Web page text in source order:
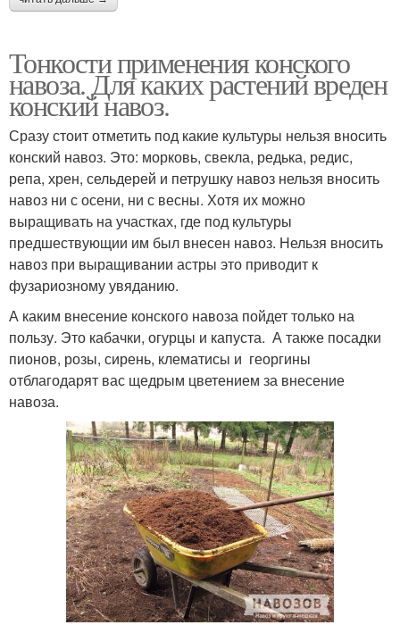
Тонкости применения конского
навоза. Для каких растений вреден
конский навоз.
Сразу стоит отметить под какие культуры нельзя вносить
конский навоз. Это: морковь, свекла, редька, редис,
репа, хрен, сельдерей и петрушку навоз нельзя вносить
навоз ни с осени, ни с весны. Хотя их можно
выращивать на участках, где под культуры
предшествующии им был внесен навоз. Нельзя вносить
навоз при выращивании астры это приводит к
фузариозному увяданию.
А каким внесение конского навоза пойдет только на
пользу. Это кабачки, огурцы и капуста. А также посадки
пионов, розы, сирень, клематисы и георгины
отблагодарят вас щедрым цветением за внесение
навоза.